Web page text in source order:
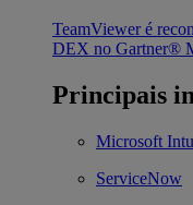
TeamViewer é
DEX no Gartner®
Principais
Microsoft
ServiceNow